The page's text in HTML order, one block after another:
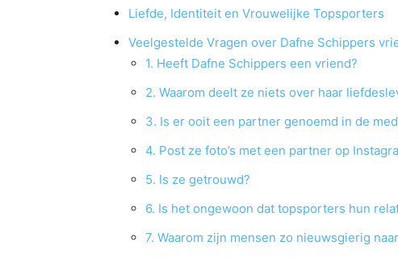
Liefde, Identiteit en Vrouwelijke Topsporters
Veelgestelde Vragen over Dafne Schippers
1. Heeft Dafne Schippers een vriend?
2. Waarom deelt ze niets over haar
3. Is er ooit een partner genoemd in de
4. Post ze foto’s met een partner op
5. Is ze getrouwd?
6. Is het ongewoon dat topsporters hun
7. Waarom zijn mensen zo nieuwsgierig